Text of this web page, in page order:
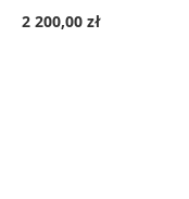
2 200,00 zł